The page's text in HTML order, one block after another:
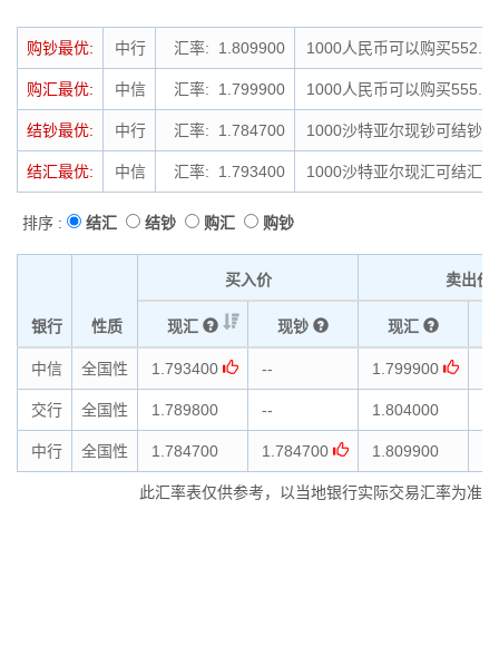
购钞最优: 中行 汇率: 1.809900 1000人民币可以购买
购汇最优: 中信 汇率: 1.799900 1000人民币可以购买
结钞最优: 中行 汇率: 1.784700 1000沙特亚尔现钞可结钞
结汇最优: 中信 汇率: 1.793400 1000沙特亚尔现汇可结汇
排序 : 结汇 结钞 购汇 购钞
银行 性质
买入价 卖出价
现汇 现钞 现汇
中信 全国性 1.793400 -- 1.799900
交行 全国性 1.789800 -- 1.804000
中行 全国性 1.784700 1.784700 1.809900
此汇率表仅供参考，以当地银行实际交易汇率为准